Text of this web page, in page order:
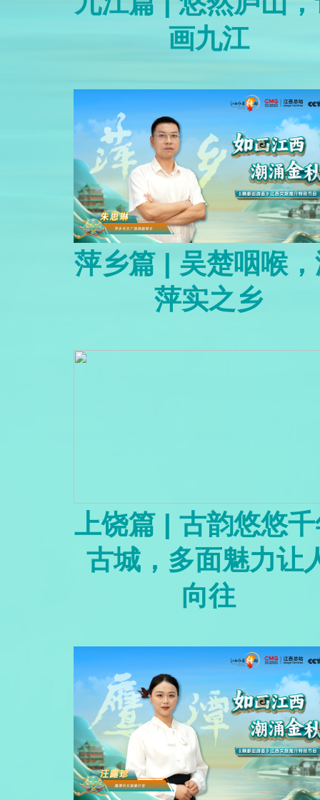
画九江
萍乡篇 | 吴楚咽喉
萍实之乡
上饶篇 | 古韵悠悠
古城，多面魅力让
向往